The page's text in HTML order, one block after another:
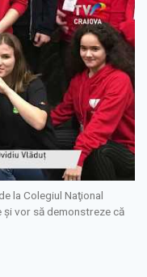
la Colegiul Naţional
şi vor să demonstreze că